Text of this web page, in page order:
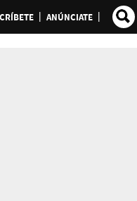
ANÚNCIATE